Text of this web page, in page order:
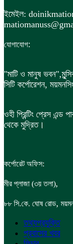
ইমেইল:
যোগাযোগ:
"মাটি ও মানুষ ভবন",
সিটি কর্পোরেশন,
ওহী প্রিন্টিং প্রেস
থেকে মুদ্রিত।
কর্পোরেট অফিস:
মীর প্লাজা (৩য় তলা),
৮৮ সি.কে. ঘোষ রোড,
তথ্যপ্রযুক্তি
প্রবাসের খবর